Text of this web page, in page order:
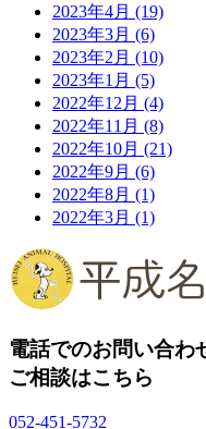
2023年4月 (19)
2023年3月 (6)
2023年2月 (10)
2023年1月 (5)
2022年12月 (4)
2022年11月 (8)
2022年10月 (21)
2022年9月 (6)
2022年8月 (1)
2022年3月 (1)
電話でのお問い合わ
ご相談はこちら
052-451-5732